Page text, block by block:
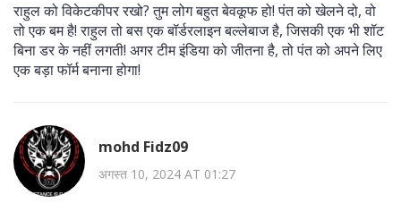
राहुल को विकेटकीपर रखो? तुम लोग बहुत बेवकूफ हो! पंत को खेलने दो, वो
तो एक बम है! राहुल तो बस एक बॉर्डरलाइन बल्लेबाज है, जिसकी एक भी शॉट
बिना डर के नहीं लगती! अगर टीम इंडिया को जीतना है, तो पंत को अपने लिए
एक बड़ा फॉर्म बनाना होगा!
mohd Fidz09
अगस्त 10, 2024 AT 01:27